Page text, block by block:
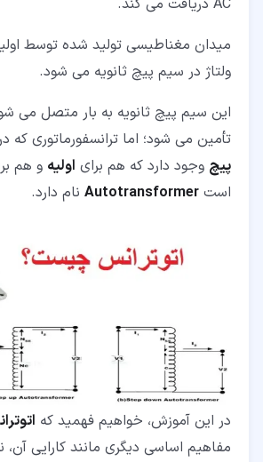
AC دریافت می کند.
میدان مغناطیسی تولید شده توسط
ولتاژ در سیم پیچ ثانویه می شود.
این سیم پیچ ثانویه به بار متصل می
تأمین می شود؛ اما ترانسفورماتوری که
پیچ وجود دارد که هم برای اولیه و هم
است Autotransformer نام دارد.
در این آموزش، خواهیم فهمید که
مفاهیم اساسی دیگری مانند کارایی آن،